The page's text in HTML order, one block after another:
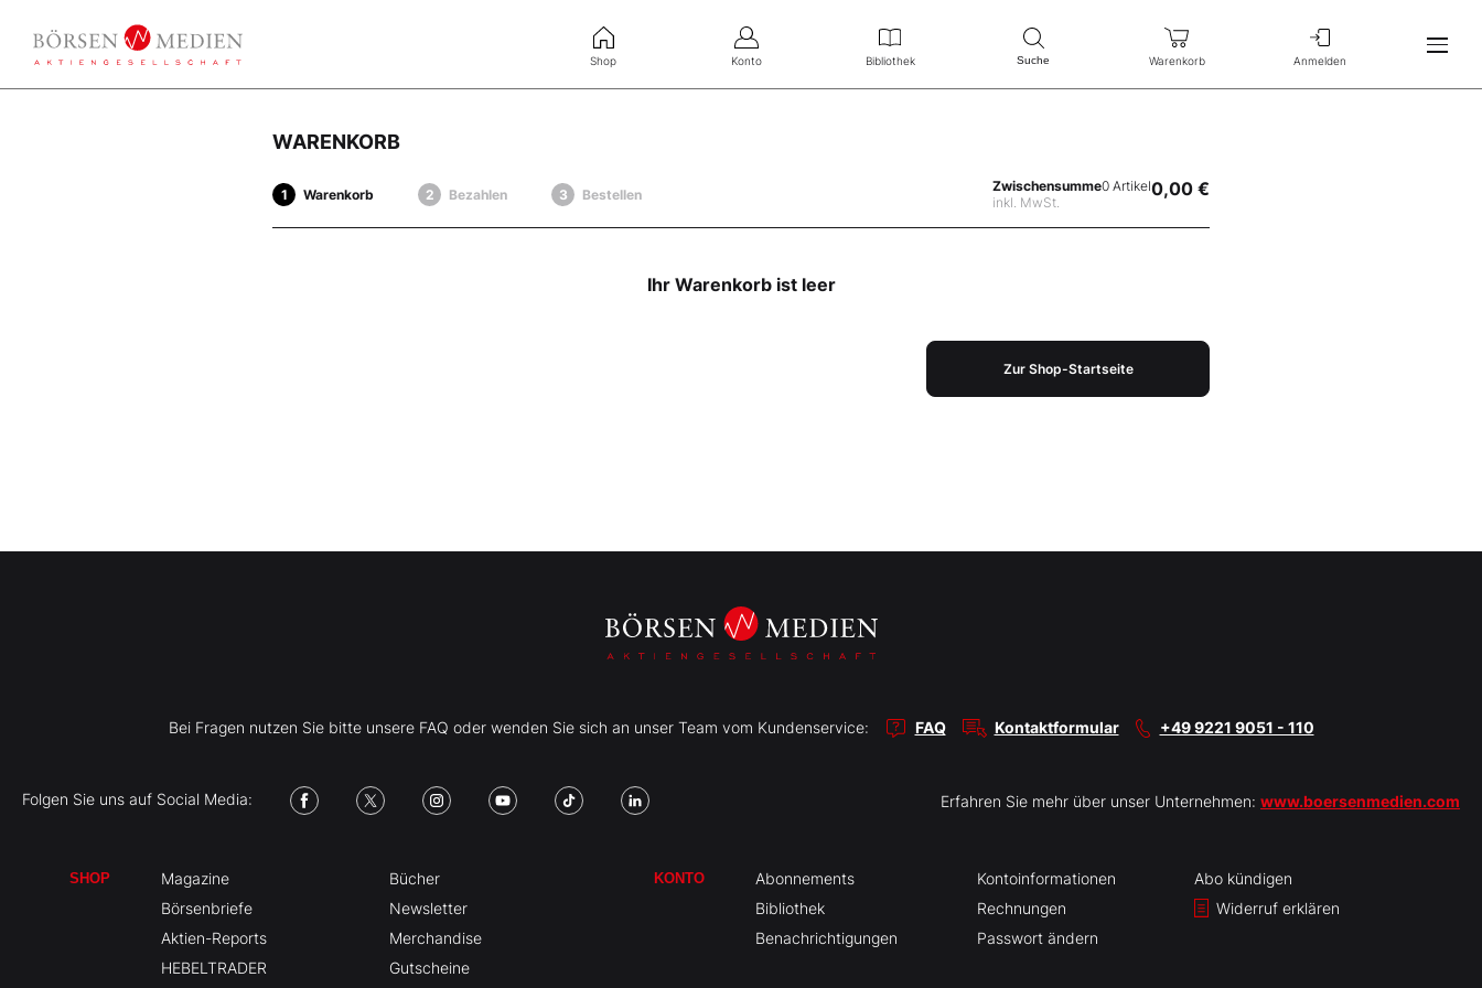
Shop Konto Bibliothek Suche Warenkorb Anmelden
WARENKORB
Warenkorb Bezahlen Bestellen
Zwischensumme
inkl. MwSt.
0 Artikel0,00 €
Ihr Warenkorb ist leer
Zur Shop-Startseite
Bei Fragen nutzen Sie bitte unsere FAQ oder wenden Sie sich an unser Team vom Kundenservice: FAQ Kontaktformular +49 9221 9051 - 110
Folgen Sie uns auf Social Media: Erfahren Sie mehr über unser Unternehmen: www.boersenmedien.com
SHOP
Magazine
Börsenbriefe
Aktien-Reports
HEBELTRADER
Bücher
Newsletter
Merchandise
Gutscheine
KONTO
Abonnements
Bibliothek
Benachrichtigungen
Kontoinformationen
Rechnungen
Passwort ändern
Abo kündigen
Widerruf erklären